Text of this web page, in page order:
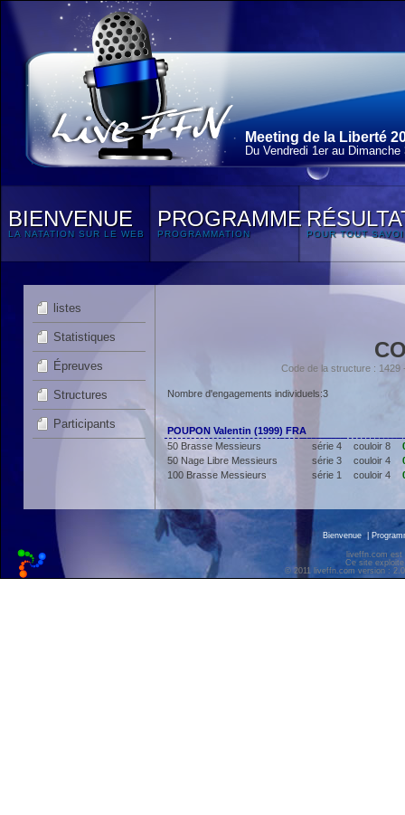
Meeting de la Liberté
Du Vendredi 1erau Dimanche
BIENVENUE
LA NATATION SUR LE WEB
PROGRAMME
PROGRAMMATION POUR TOUT
listes
Statistiques
Épreuves
Structures
Participants
Code de la structure :
Nombre d'engagements individuels:3
POUPON Valentin (1999) FRA
50 Brasse Messieurs
série 4 couloir 8
50 Nage Libre Messieurs
série 3 couloir 4
100 Brasse Messieurs
série 1 couloir 4
Bienvenue
liveffn.com est
Ce site
© 2011 liveffn.com version :